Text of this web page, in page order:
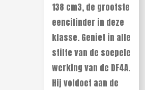
138 cm3, de grootste
eencilinder in deze
klasse. Geniet in alle
stilte van de soepele
werking van de DF4A.
Hij voldoet aan de